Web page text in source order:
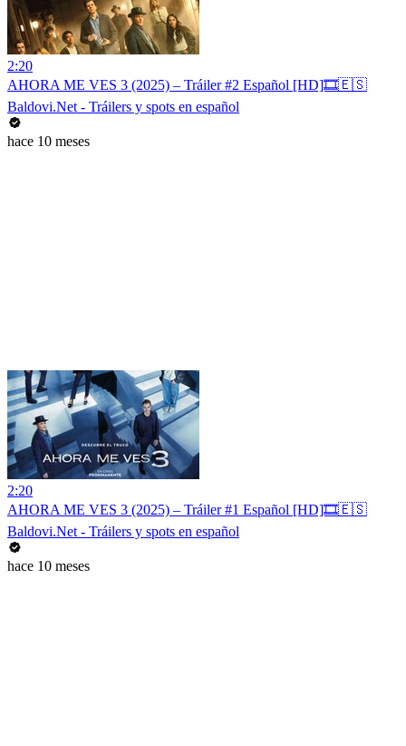
2:20
AHORA ME VES 3 (2025) – Tráiler #2 Español [HD]🎞️🇪🇸
Baldovi.Net - Tráilers y spots en español
hace 10 meses
2:20
AHORA ME VES 3 (2025) – Tráiler #1 Español [HD]🎞️🇪🇸
Baldovi.Net - Tráilers y spots en español
hace 10 meses